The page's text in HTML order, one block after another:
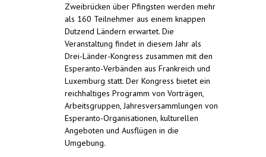
Zweibrücken über Pfingsten werden mehr
als 160 Teilnehmer aus einem knappen
Dutzend Ländern erwartet. Die
Veranstaltung findet in diesem Jahr als
Drei-Länder-Kongress zusammen mit den
Esperanto-Verbänden aus Frankreich und
Luxemburg statt. Der Kongress bietet ein
reichhaltiges Programm von Vorträgen,
Arbeitsgruppen, Jahresversammlungen von
Esperanto-Organisationen, kulturellen
Angeboten und Ausflügen in die
Umgebung.